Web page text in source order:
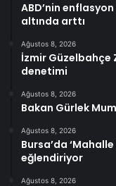
ABD’nin
altında arttı
Ağustos 8, 2026
İzmir Güzelbahçe
denetimi
Ağustos 8, 2026
Bakan Gürlek
Ağustos 8, 2026
Bursa’da
eğlendiriyor
Ağustos 8, 2026